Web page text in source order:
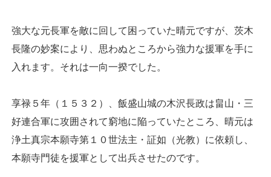
強大な元長軍を敵に回して困っていた晴元ですが、茨木
長隆の妙案により、思わぬところから強力な援軍を手に
入れます。それは一向一揆でした。
享禄５年（１５３２）、飯盛山城の木沢長政は畠山・三
好連合軍に攻囲されて窮地に陥っていたところ、晴元は
浄土真宗本願寺第１０世法主・証如（光教）に依頼し、
本願寺門徒を援軍として出兵させたのです。